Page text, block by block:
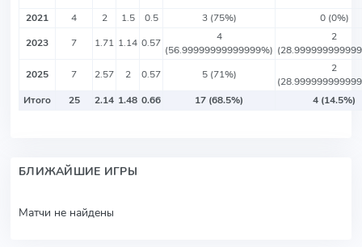
2021
4 2 1.5 0.5 3 (75%)
0 (0%)
2023
7 1.71 1.14 0.57
4
(56.99999999999999%)
2
2025
7 2.57 2 0.57 5 (71%)
2
Итого
25 2.14 1.48 0.66 17 (68.5%) 4 (14.5%)
БЛИЖАЙШИЕ ИГРЫ
Матчи не найдены